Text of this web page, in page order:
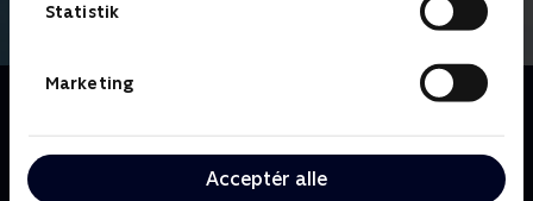
Statistik
Marketing
Acceptér alle
Om The Office
medarbejderne på Dunder Mifflins kontorartikel-
virksomhed, der er baseret i Scranton, hvor fejder og